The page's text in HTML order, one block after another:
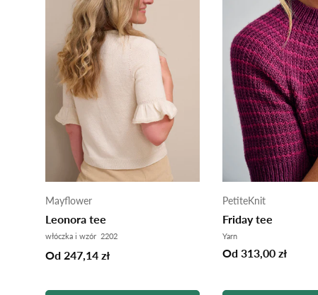
Mayflower
Leonora tee
włóczka i wzór 2202
Od 247,14 zł
PetiteKnit
Friday tee
Yarn
Od 313,00 zł